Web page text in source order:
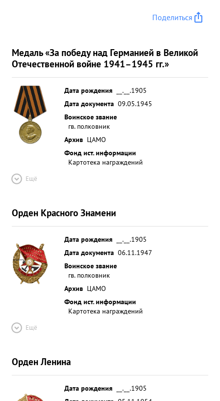
Поделиться
Медаль «За победу над Германией в Великой
Отечественной войне 1941–1945 гг.»
Дата рождения
__.__.1905
Дата документа 09.05.1945
Воинское звание
гв. полковник
Архив ЦАМО
Фонд ист. информации
Картотека награждений
Ещё
Орден Красного Знамени
Дата рождения
__.__.1905
Дата документа 06.11.1947
Воинское звание
гв. полковник
Архив ЦАМО
Фонд ист. информации
Картотека награждений
Ещё
Орден Ленина
Дата рождения
__.__.1905